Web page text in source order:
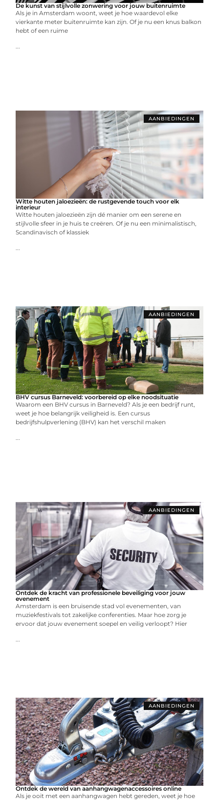
De kunst van stijlvolle zonwering voor jouw buitenruimte
Als je in Amsterdam woont, weet je hoe waardevol elke
vierkante meter buitenruimte kan zijn. Of je nu een knus balkon
hebt of een ruime
...
AANBIEDINGEN
Witte houten jaloezieën: de rustgevende touch voor elk
interieur
Witte houten jaloezieën zijn dé manier om een serene en
stijlvolle sfeer in je huis te creëren. Of je nu een minimalistisch,
Scandinavisch of klassiek
...
AANBIEDINGEN
BHV cursus Barneveld: voorbereid op elke noodsituatie
Waarom een BHV cursus in Barneveld? Als je een bedrijf runt,
weet je hoe belangrijk veiligheid is. Een cursus
bedrijfshulpverlening (BHV) kan het verschil maken
...
AANBIEDINGEN
Ontdek de kracht van professionele beveiliging voor jouw
evenement
Amsterdam is een bruisende stad vol evenementen, van
muziekfestivals tot zakelijke conferenties. Maar hoe zorg je
ervoor dat jouw evenement soepel en veilig verloopt? Hier
...
AANBIEDINGEN
Ontdek de wereld van aanhangwagenaccessoires online
Als je ooit met een aanhangwagen hebt gereden, weet je hoe